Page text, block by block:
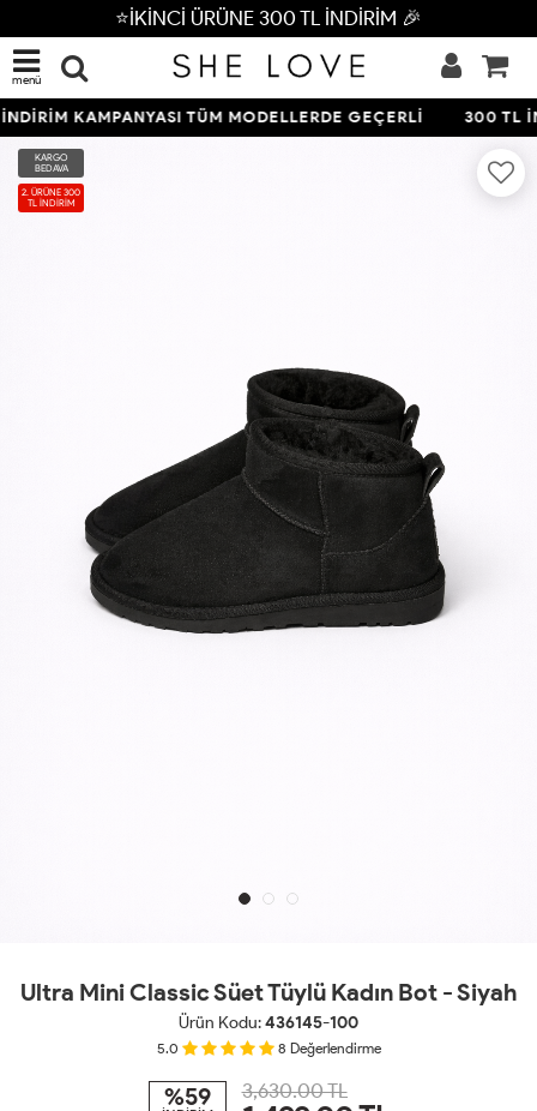
⭐İKİNCİ ÜRÜNE 300 TL İNDİRİM 🎉
menü
KAMPANYASI TÜM MODELLERDE GEÇERLİ 300 TL
KARGO
BEDAVA
2. ÜRÜNE 300
TL İNDİRİM
Ultra Mini Classic Süet Tüylü Kadın Bot - Siyah
Ürün Kodu:436145-100
5.0 8 Değerlendirme
%59 3,630.00 TL